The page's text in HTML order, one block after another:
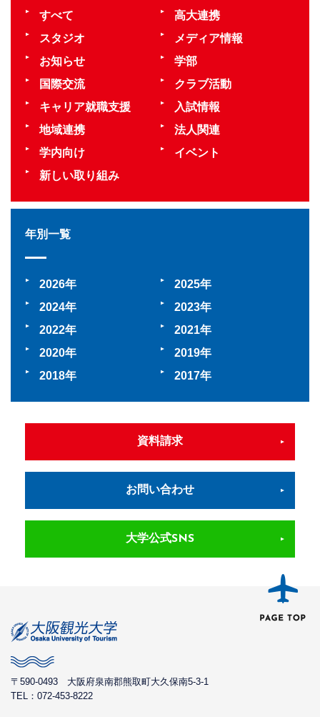
すべて
高大連携
スタジオ
メディア情報
お知らせ
学部
国際交流
クラブ活動
キャリア就職支援
入試情報
地域連携
法人関連
学内向け
イベント
新しい取り組み
年別一覧
2026
2025
2024
2023
2022
2021
2020
2019
2018
2017
資料請求
お問い合わせ
大学公式SNS
〒590-0493 大阪府泉南郡熊取町大久保南5-3-1
TEL：072-453-8222